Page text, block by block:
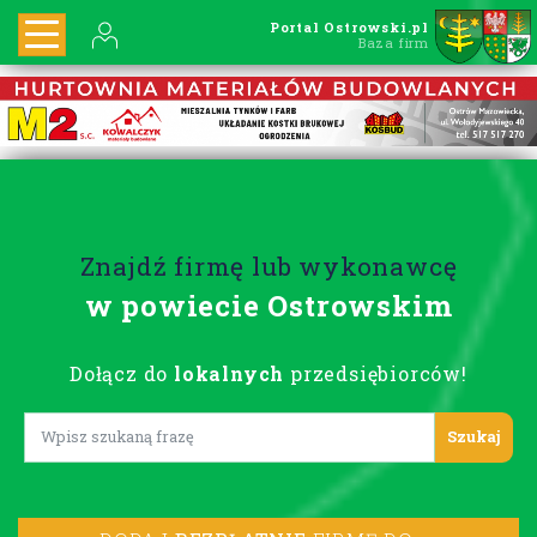
Portal Ostrowski.pl
Baza firm
Znajdź firmę lub wykonawcę
w powiecie Ostrowskim
Dołącz do lokalnych przedsiębiorców!
Lorem ipsum